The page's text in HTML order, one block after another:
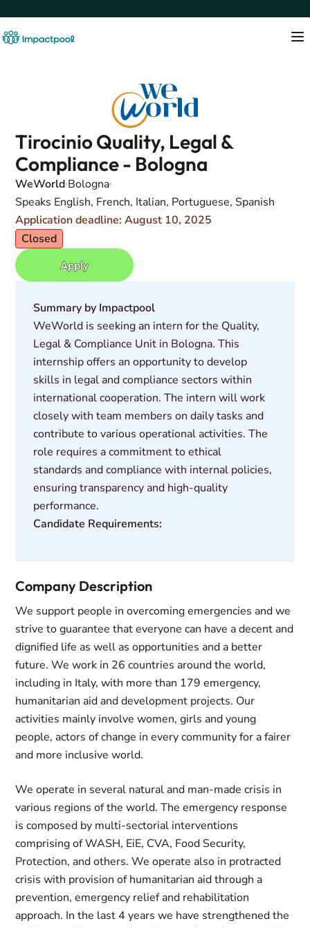
Tirocinio Quality, Legal &
Compliance - Bologna
WeWorld Bologna
Speaks English, French, Italian, Portuguese, Spanish
Application deadline: August 10, 2025
Closed
Apply
Summary by Impactpool
WeWorld is seeking an intern for the Quality,
Legal & Compliance Unit in Bologna. This
internship offers an opportunity to develop
skills in legal and compliance sectors within
international cooperation. The intern will work
closely with team members on daily tasks and
contribute to various operational activities. The
role requires a commitment to ethical
standards and compliance with internal policies,
ensuring transparency and high-quality
performance.
Candidate Requirements:
Company Description
We support people in overcoming emergencies and we
strive to guarantee that everyone can have a decent and
dignified life as well as opportunities and a better
future. We work in 26 countries around the world,
including in Italy, with more than 179 emergency,
humanitarian aid and development projects. Our
activities mainly involve women, girls and young
people, actors of change in every community for a fairer
and more inclusive world.
We operate in several natural and man-made crisis in
various regions of the world. The emergency response
is composed by multi-sectorial interventions
comprising of WASH, EiE, CVA, Food Security,
Protection, and others. We operate also in protracted
crisis with provision of humanitarian aid through a
prevention, emergency relief and rehabilitation
approach. In the last 4 years we have strengthened the